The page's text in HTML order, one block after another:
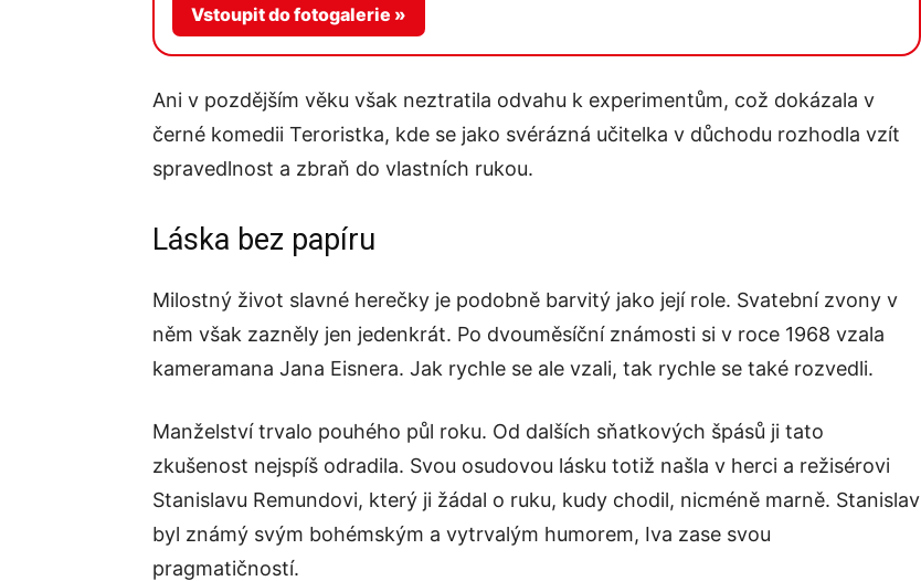
Vstoupit do fotogalerie »
Ani v pozdějším věku však neztratila odvahu k experimentům, což dokázala v
černé komedii Teroristka, kde se jako svérázná učitelka v důchodu rozhodla vzít
spravedlnost a zbraň do vlastních rukou.
Láska bez papíru
Milostný život slavné herečky je podobně barvitý jako její role. Svatební zvony v
něm však zazněly jen jedenkrát. Po dvouměsíční známosti si v roce 1968 vzala
kameramana Jana Eisnera. Jak rychle se ale vzali, tak rychle se také rozvedli.
Manželství trvalo pouhého půl roku. Od dalších sňatkových špásů ji tato
zkušenost nejspíš odradila. Svou osudovou lásku totiž našla v herci a režisérovi
Stanislavu Remundovi, který ji žádal o ruku, kudy chodil, nicméně marně. Stanislav
byl známý svým bohémským a vytrvalým humorem, Iva zase svou
pragmatičností.